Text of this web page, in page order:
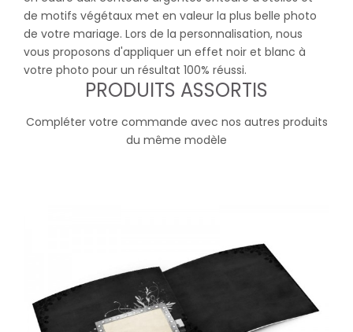
de motifs végétaux met en valeur la plus belle photo
de votre mariage. Lors de la personnalisation, nous
vous proposons d'appliquer un effet noir et blanc à
votre photo pour un résultat 100% réussi.
PRODUITS ASSORTIS
Compléter votre commande avec nos autres produits
du même modèle